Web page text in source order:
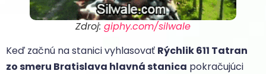
Zdroj: giphy.com/silwale
Keď začnú na stanici vyhlasovať Rýchlik 611 Tatran
zo smeru Bratislava hlavná stanica pokračujúci